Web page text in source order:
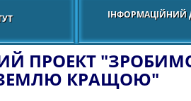
ІНФОРМАЦІЙНИЙ
ПРОЕКТ
КРАЩОЮ"